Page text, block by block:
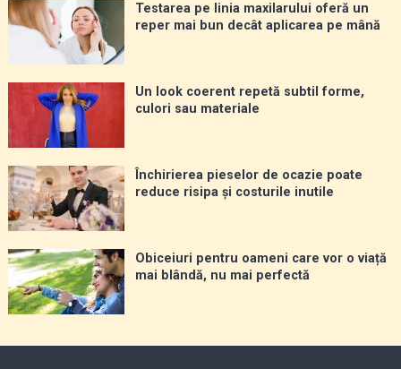
Testarea pe linia maxilarului oferă un
reper mai bun decât aplicarea pe mână
Un look coerent repetă subtil forme,
culori sau materiale
Închirierea pieselor de ocazie poate
reduce risipa și costurile inutile
Obiceiuri pentru oameni care vor o viață
mai blândă, nu mai perfectă